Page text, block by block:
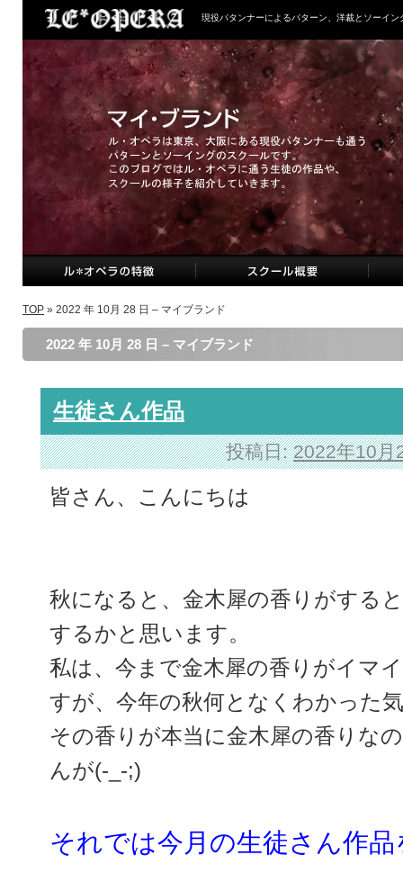
現役パタンナーによるパターン、洋裁とソーイン
TOP » 2022 年 10月 28 日 – マイブランド
2022 年 10月 28 日 – マイブランド
生徒さん作品
投稿日: 2022年10月
皆さん、こんにちは
秋になると、金木犀の香りがする
するかと思います。
私は、今まで金木犀の香りがイマ
すが、今年の秋何となくわかった
その香りが本当に金木犀の香りな
んが(-_-;)
それでは今月の生徒さん作